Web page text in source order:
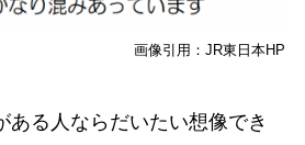
画像引用：JR東日本HP
ある人ならだいたい想像でき